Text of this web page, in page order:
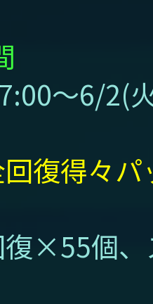
～6/2(
回復得々
復×55個